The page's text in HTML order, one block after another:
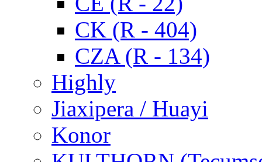
CK (R - 404)
CZA (R - 134)
Highly
Jiaxipera / Huayi
Konor